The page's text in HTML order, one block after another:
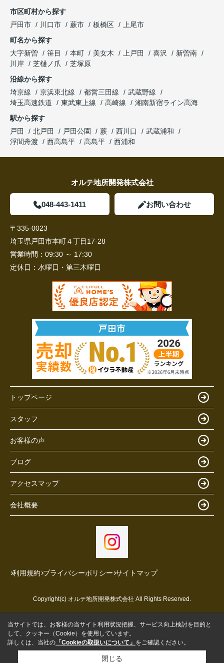
市区町村から探す
戸田市
川口市 蕨市 板橋区
上尾市
町名から探す
大字新曽
笹目 本町 美女木 上戸田 喜沢
新曽南
川岸
芝樋ノ爪
芝塚原
沿線から探す
埼京線
京浜東北線 都営三田線
武蔵野線
埼玉高速鉄道
東武東上線 高崎線
湘南新宿ライン高海
駅から探す
戸田
北戸田 戸田公園 蕨 西川口
武蔵浦和
浮間舟渡
西高島平 高島平 西浦和
オルテ地所開発株式会社
048-443-1411 お問い合わせ
〒335-0023
埼玉県戸田市本町４丁目17-28
営業時間： 09:30 ～ 17:30
定休日： 水曜日・第三木曜日
トップページ
スタッフ
お客様の声
ブログ
アクセスマップ
会社概要
利用規約 プライバシーポリシー サイトマップ
Copyright(c) オルテ地所開発株式会社 All Rights Reserved.
当サイトでは、お客様の当サイト利用状況把握、サービス向上検討を目的と
して、クッキー（Cookie）を使用しています。
詳しくは、当社の 「Cookieの取扱いについて」 をご確認ください。
閉じる